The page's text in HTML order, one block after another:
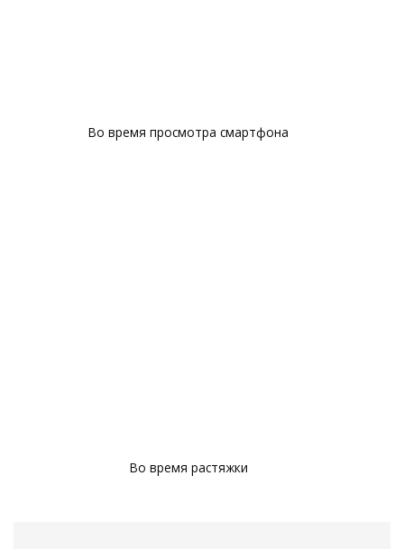
Во время просмотра смартфона
Во время растяжки